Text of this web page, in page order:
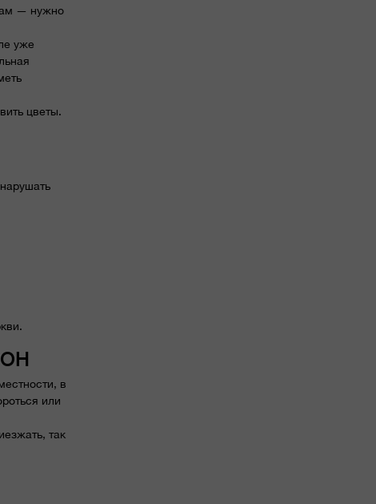
— нужно
уже
цветы.
в
или
так